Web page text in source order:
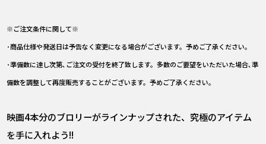
※ご注文条件に関して※
･商品仕様や発送日は予告なく変更になる場合がございます。予めご了承ください。
･準備数に達し次第､ご注文の受付を終了致します。多数のご要望をいただいた場合､準
備数を調整して再度販売することがございます。予めご了承ください。
映画4本分のブロリーがラインナップされた、究極のアイテム
を手に入れよう!!